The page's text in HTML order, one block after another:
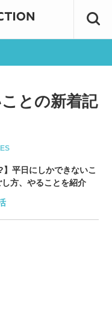
との新着記
】平日にしかできないこ
方、やることを紹介